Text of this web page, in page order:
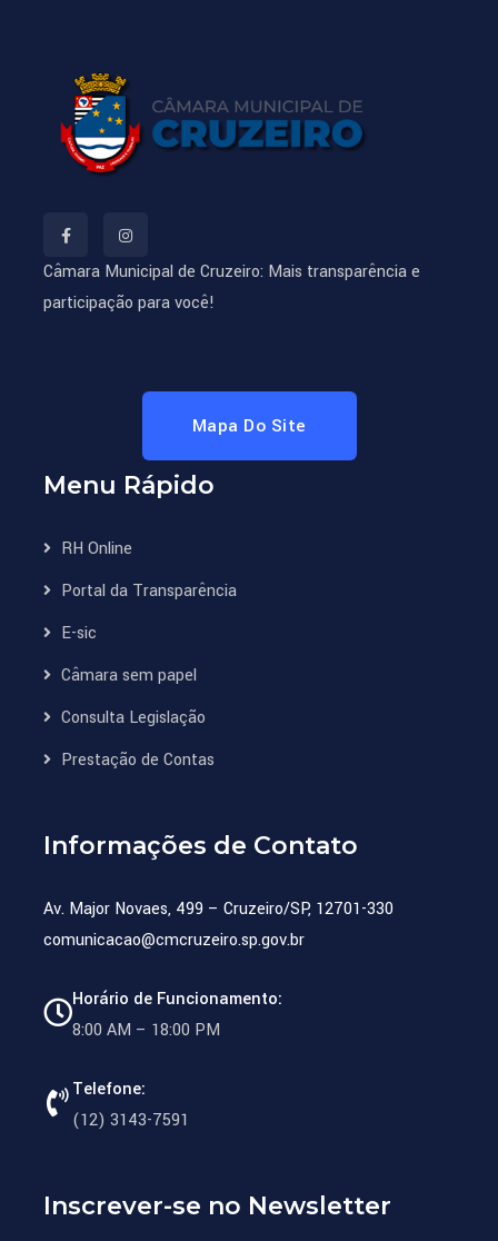
Câmara Municipal de Cruzeiro: Mais transparência e
participação para você!
Mapa Do Site
Menu Rápido
RH Online
Portal da Transparência
E-sic
Câmara sem papel
Consulta Legislação
Prestação de Contas
Informações de Contato
Av. Major Novaes, 499 – Cruzeiro/SP, 12701-330
comunicacao@cmcruzeiro.sp.gov.br
Horário de Funcionamento:
8:00 AM – 18:00 PM
Telefone:
(12) 3143-7591
Inscrever-se no Newsletter